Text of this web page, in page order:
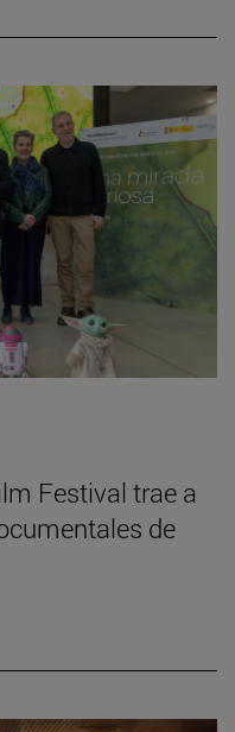
Festival trae a
de